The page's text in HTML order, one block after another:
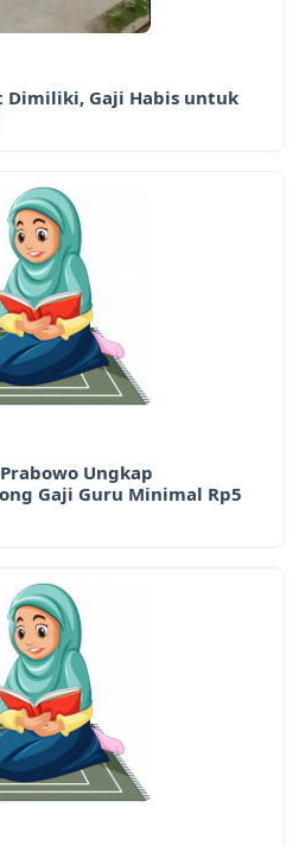
Dimiliki, Gaji Habis untuk
Ungkap
Gaji Guru Minimal Rp5